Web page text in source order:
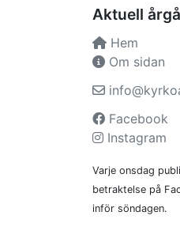
Aktuell
Hem
Om sidan
Facebook
Instagram
Varje onsdag
betraktelse på
inför söndagen.